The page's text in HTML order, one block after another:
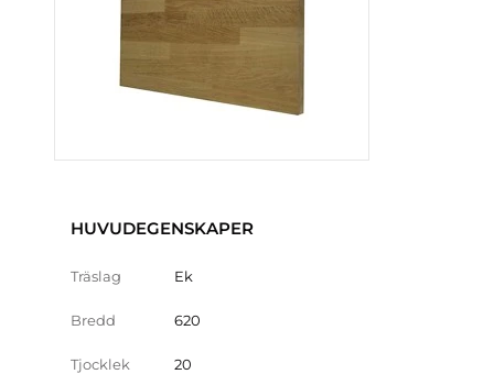
HUVUDEGENSKAPER
Träslag Ek
Bredd 620
Tjocklek 20